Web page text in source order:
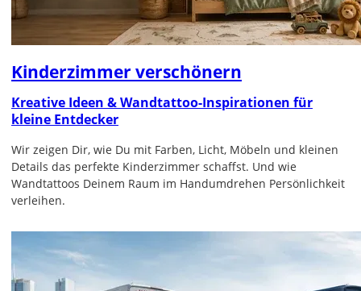
Kinderzimmer verschönern
Kreative Ideen & Wandtattoo-Inspirationen für
kleine Entdecker
Wir zeigen Dir, wie Du mit Farben, Licht, Möbeln und kleinen
Details das perfekte Kinderzimmer schaffst. Und wie
Wandtattoos Deinem Raum im Handumdrehen Persönlichkeit
verleihen.